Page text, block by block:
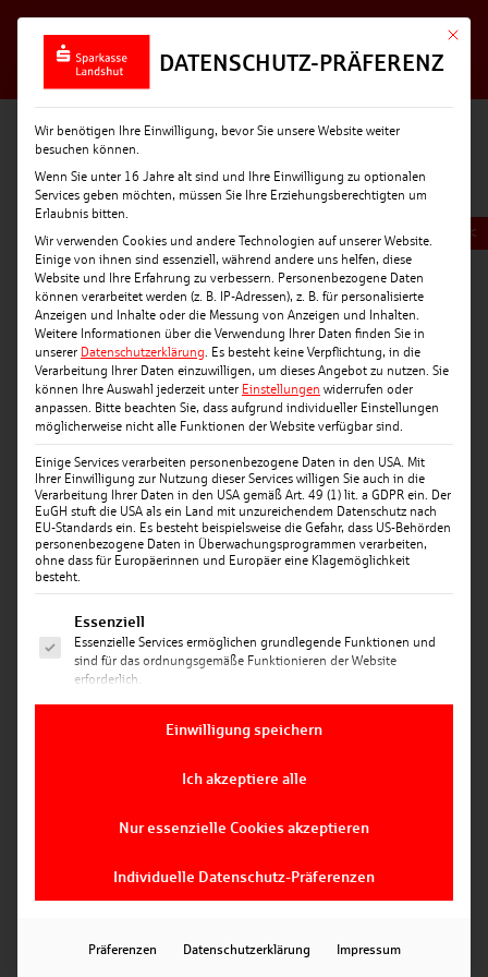
<
Datum: 06.10.2025
CASH & CONTENT – SONDERFOLGE – GESETZLICHE
ÄNDERUNGEN BEI ÜBERWEISUNGEN
neue Regeln für Echt­zeit­überweisungen. Sie sollen
machen – und europaweit einheitliche Standards
Vorgaben verbindlich umgesetzt – auch bei Ihrer
Sparkasse.
Michael, Julia zusammen mit Magdalena
Mit
DATENSCHUTZ-PRÄFERENZ
Wir benötigen Ihre Einwilligung, bevor Sie unsere Website weiter
besuchen können.
Wenn Sie unter 16 Jahre alt sind und Ihre Einwilligung zu optionalen
Services geben möchten, müssen Sie Ihre Erziehungsberechtigten um
Erlaubnis bitten.
Wir verwenden Cookies und andere Technologien auf unserer Website.
Einige von ihnen sind essenziell, während andere uns helfen, diese
Website und Ihre Erfahrung zu verbessern. Personenbezogene Daten
können verarbeitet werden (z. B. IP-Adressen), z. B. für personalisierte
Anzeigen und Inhalte oder die Messung von Anzeigen und Inhalten.
Weitere Informationen über die Verwendung Ihrer Daten finden Sie in
unserer Datenschutzerklärung. Es besteht keine Verpflichtung, in die
Verarbeitung Ihrer Daten einzuwilligen, um dieses Angebot zu nutzen. Sie
können Ihre Auswahl jederzeit unter Einstellungen widerrufen oder
anpassen. Bitte beachten Sie, dass aufgrund individueller Einstellungen
möglicherweise nicht alle Funktionen der Website verfügbar sind.
Einige Services verarbeiten personenbezogene Daten in den USA. Mit
Ihrer Einwilligung zur Nutzung dieser Services willigen Sie auch in die
Verarbeitung Ihrer Daten in den USA gemäß Art. 49 (1) lit. a GDPR ein. Der
EuGH stuft die USA als ein Land mit unzureichendem Datenschutz nach
EU-Standards ein. Es besteht beispielsweise die Gefahr, dass US-Behörden
personenbezogene Daten in Überwachungsprogrammen verarbeiten,
ohne dass für Europäerinnen und Europäer eine Klagemöglichkeit
besteht.
Es folgt eine Liste der Service-Gruppen, für die
Essenziell
Essenzielle Services ermöglichen grundlegende Funktionen und
sind für das ordnungsgemäße Funktionieren der Website
erforderlich.
Statistik
Statistik-Cookies sammeln Nutzungsdaten, die uns Aufschluss
Marketing Services werden von Drittanbietern oder Herausgebern
genutzt, um personalisierte Werbung anzuzeigen. Sie tun dies,
Einwilligung speichern
Ich akzeptiere alle
Nur essenzielle Cookies akzeptieren
Individuelle Datenschutz-Präferenzen
Präferenzen Datenschutzerklärung Impressum